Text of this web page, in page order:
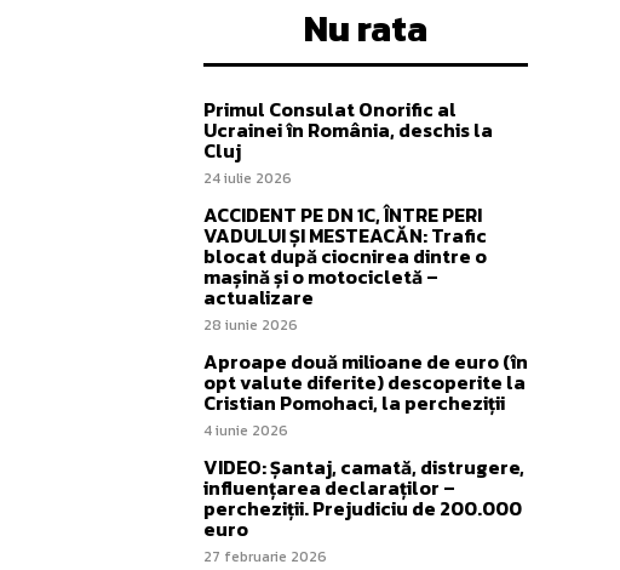
Nu rata
Primul Consulat Onorific al
Ucrainei în România, deschis la
Cluj
24 iulie 2026
ACCIDENT PE DN 1C, ÎNTRE PERI
VADULUI ȘI MESTEACĂN: Trafic
blocat după ciocnirea dintre o
mașină și o motocicletă –
actualizare
28 iunie 2026
Aproape două milioane de euro (în
opt valute diferite) descoperite la
Cristian Pomohaci, la percheziții
4 iunie 2026
VIDEO: Șantaj, camată, distrugere,
influențarea declaraților –
percheziții. Prejudiciu de 200.000
euro
27 februarie 2026